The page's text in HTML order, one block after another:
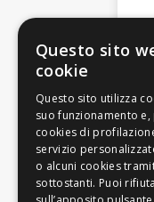
Questo sito
cookie